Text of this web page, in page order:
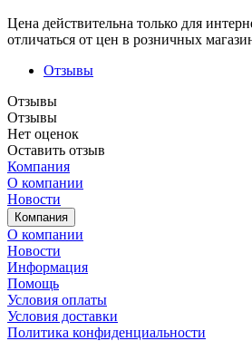
Цена действительна только для
отличаться от цен в розничных
Отзывы
Отзывы
Отзывы
Нет оценок
Оставить отзыв
Компания
О компании
Новости
Компания
О компании
Новости
Информация
Помощь
Условия оплаты
Условия доставки
Политика конфиденциальности